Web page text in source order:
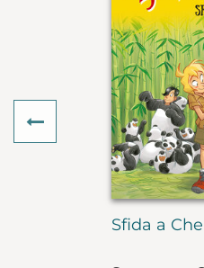
Sfida a
Previous